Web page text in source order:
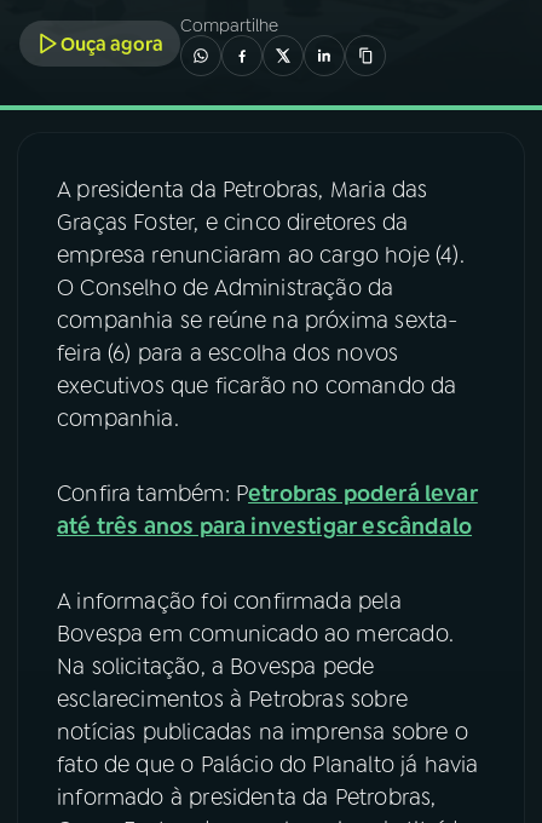
A RÁDIO
03PROGRAMAÇÃO
04PROGRAMAS
PODCASTS
06VIDEOCASTS
ÚLTIMAS
08 FESTIVAL DE MÚSICA
ACOMPANHE A RÁDIO NACIONAL
YouTube Facebook
Instagram X
TikTok
Ouça agora
Compartilhe
A presidenta da Petrobras, Maria das
Graças Foster, e cinco diretores da
empresa renunciaram ao cargo hoje (4).
O Conselho de Administração da
companhia se reúne na próxima sexta-
feira (6) para a escolha dos novos
executivos que ficarão no comando da
companhia.
Confira também: Petrobras poderá levar
até três anos para investigar escândalo
A informação foi confirmada pela
Bovespa em comunicado ao mercado.
Na solicitação, a Bovespa pede
esclarecimentos à Petrobras sobre
notícias publicadas na imprensa sobre o
fato de que o Palácio do Planalto já havia
informado à presidenta da Petrobras,